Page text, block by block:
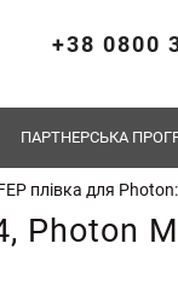
+38 0800
ПАРТНЕРСЬКА
плівка для
Photon